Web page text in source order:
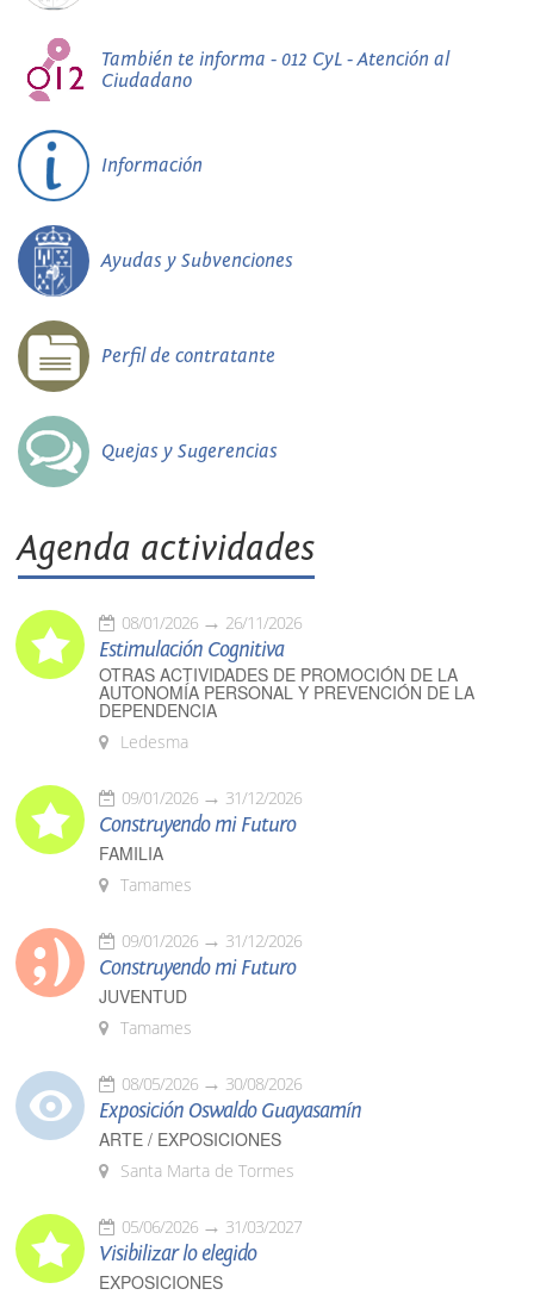
También te informa - 012 CyL - Atención al
Ciudadano
Información
Ayudas y Subvenciones
Perfil de contratante
Quejas y Sugerencias
Agenda actividades
08/01/2026 26/11/2026
Estimulación Cognitiva
OTRAS ACTIVIDADES DE PROMOCIÓN DE LA
AUTONOMÍA PERSONAL Y PREVENCIÓN DE LA
DEPENDENCIA
Ledesma
09/01/2026 31/12/2026
Construyendo mi Futuro
FAMILIA
Tamames
09/01/2026 31/12/2026
Construyendo mi Futuro
JUVENTUD
Tamames
08/05/2026 30/08/2026
Exposición Oswaldo Guayasamín
ARTE / EXPOSICIONES
Santa Marta de Tormes
05/06/2026 31/03/2027
Visibilizar lo elegido
EXPOSICIONES